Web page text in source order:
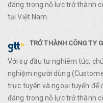
đáng trong nỗ lực trở thành
tại Việt Nam.
TRỞ THÀNH CÔNG TY
Với sự đầu tư nghiêm túc,
nghiệm người dùng
trực tuyến và ngoại tuyến để
đáng trong nỗ lực trở thành